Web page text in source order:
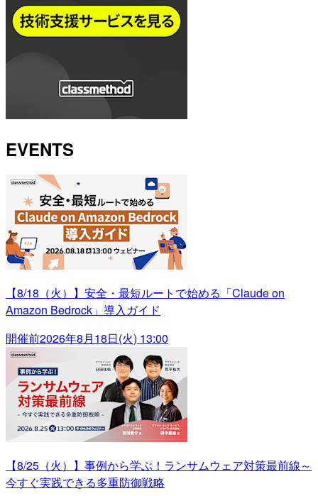
EVENTS
【8/18（火）】安全・最短ルートで始める「Claude on
Amazon Bedrock」導入ガイド
開催前2026年8月18日(火) 13:00
【8/25（火）】事例から学ぶ！ランサムウェア対策最前線～
今すぐ実践できる多重防御戦略